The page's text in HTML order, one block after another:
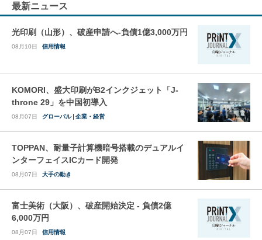
最新ニュース
光印刷（山形）、破産申請へ-負債1億3,000万円
08月10日 信用情報
KOMORI、盛大印刷がB2インクジェット「J-
throne 29」を中国初導入
08月07日 グローバル 企業・経営
TOPPAN、耐量子計算機暗号搭載のデュアルイ
ンターフェイスICカード開発
08月07日 大手の動き
富士美術（大阪）、破産開始決定 - 負債2億
6,000万円
08月07日 信用情報